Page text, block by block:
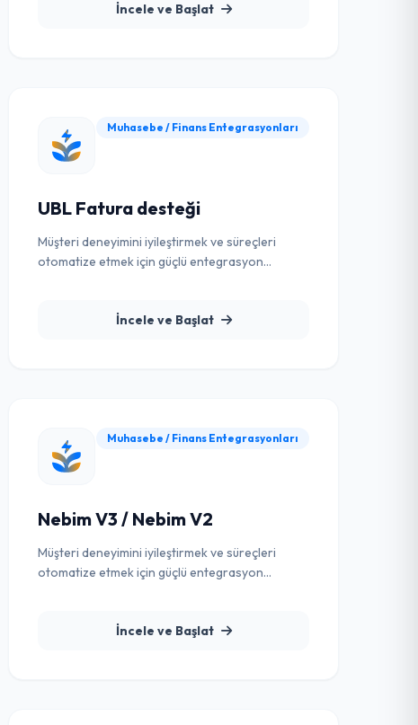
İncele ve Başlat
Muhasebe / Finans Entegrasyonları
UBL Fatura desteği
Müşteri deneyimini iyileştirmek ve süreçleri
otomatize etmek için güçlü entegrasyon
İncele ve Başlat
Muhasebe / Finans Entegrasyonları
Nebim V3 / Nebim V2
Müşteri deneyimini iyileştirmek ve süreçleri
otomatize etmek için güçlü entegrasyon
İncele ve Başlat